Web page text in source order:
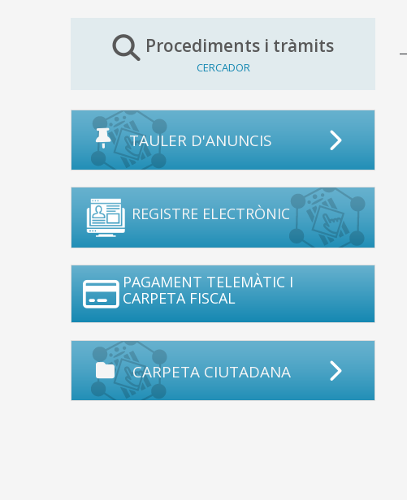
Procediments i tràmits
CERCADOR
TAULER D'ANUNCIS
REGISTRE ELECTRÒNIC
PAGAMENT TELEMÀTIC I
CARPETA FISCAL
CARPETA CIUTADANA